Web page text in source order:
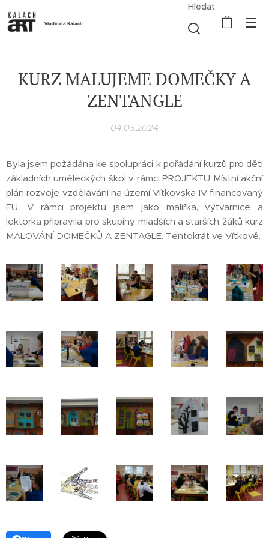
Vladimíra Kalach
Hledat
KURZ MALUJEME DOMEČKY A
ZENTANGLE
04.03.2024
Byla jsem požádána ke spolupráci k pořádání kurzů pro děti
základních uměleckých škol v rámci PROJEKTU Místní akční
plán rozvoje vzdělávání na území Vítkovska IV financovaný
EU. V rámci projektu jsem jako malířka, výtvarnice a
lektorka připravila pro skupiny mladších a starších žáků kurz
MALOVÁNÍ DOMEČKŮ A ZENTAGLE. Tentokrát ve Vítkově.